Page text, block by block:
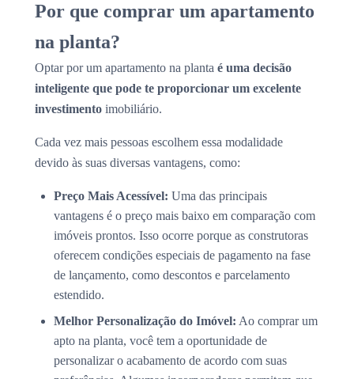
Por que comprar um apartamento
na planta?
Optar por um apartamento na planta é uma decisão
inteligente que pode te proporcionar um excelente
investimento imobiliário.
Cada vez mais pessoas escolhem essa modalidade
devido às suas diversas vantagens, como:
Preço Mais Acessível: Uma das principais
vantagens é o preço mais baixo em comparação com
imóveis prontos. Isso ocorre porque as construtoras
oferecem condições especiais de pagamento na fase
de lançamento, como descontos e parcelamento
estendido.
Melhor Personalização do Imóvel: Ao comprar um
apto na planta, você tem a oportunidade de
personalizar o acabamento de acordo com suas